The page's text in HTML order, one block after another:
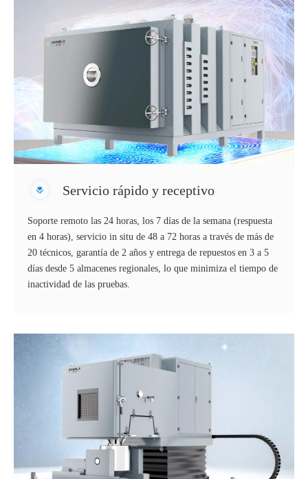
Servicio rápido y receptivo
Soporte remoto las 24 horas, los 7 días de la semana (respuesta
en 4 horas), servicio in situ de 48 a 72 horas a través de más de
20 técnicos, garantía de 2 años y entrega de repuestos en 3 a 5
días desde 5 almacenes regionales, lo que minimiza el tiempo de
inactividad de las pruebas.